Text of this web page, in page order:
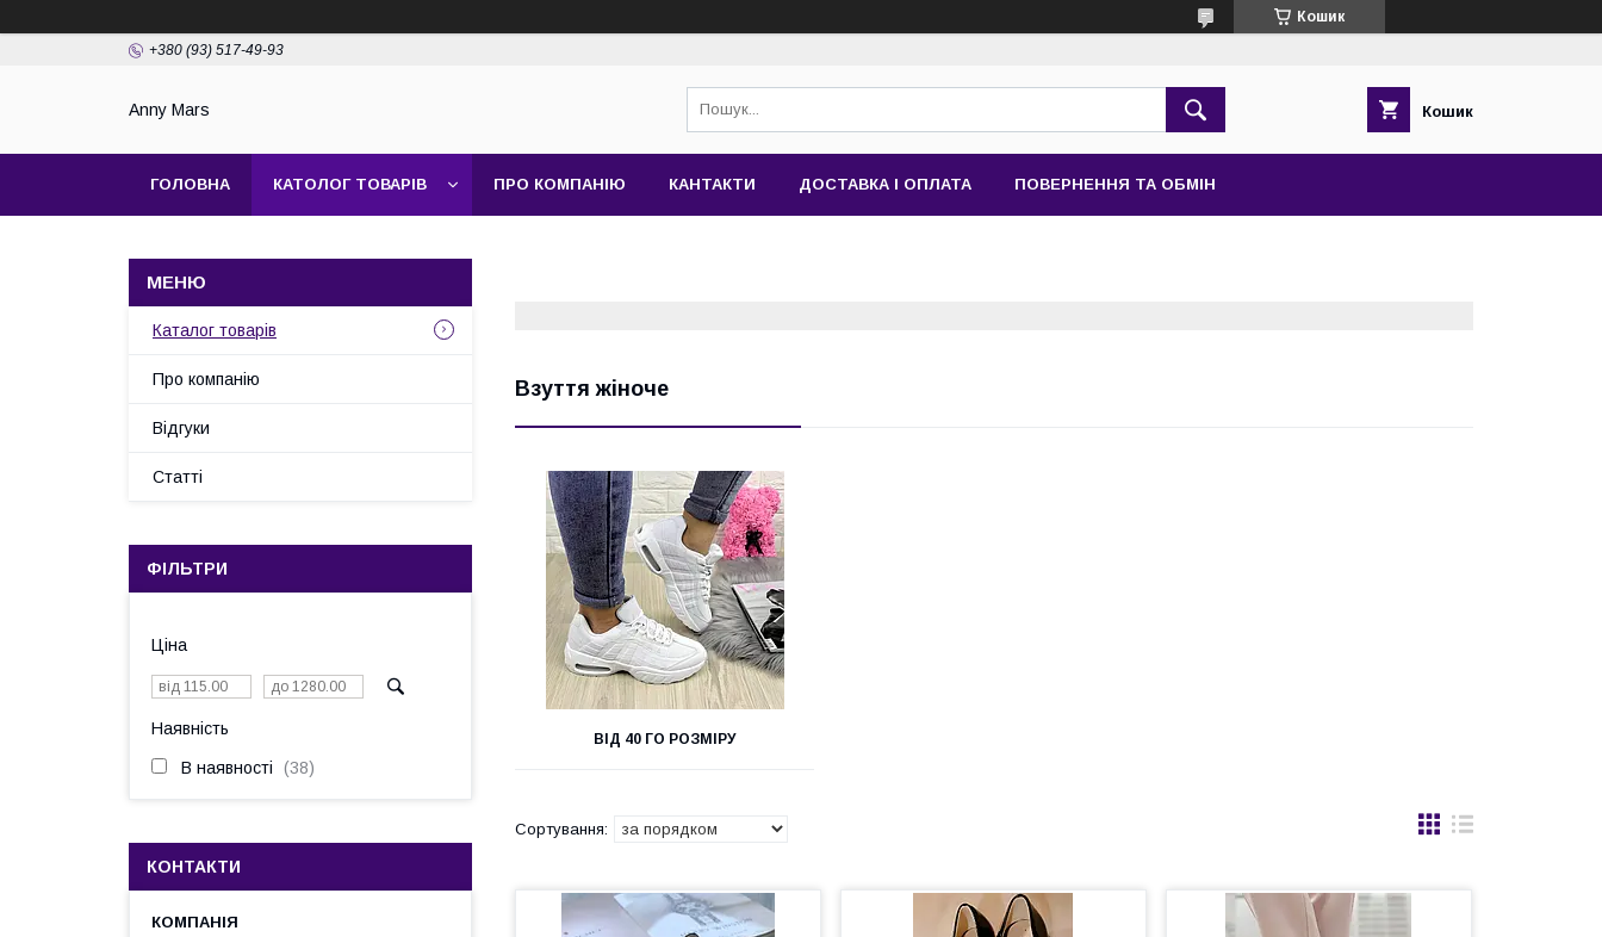
Кошик
+380 (93) 517-49-93
Anny Mars Кошик
ГОЛОВНА КАТОЛОГ ТОВАРІВ ПРО КОМПАНІЮ КАНТАКТИ ДОСТАВКА І ОПЛАТА ПОВЕРНЕННЯ ТА ОБМІН
Взуття жіноче
ВІД 40 ГО РОЗМІРУ
Каталог товарів
Про компанію
Відгуки
Статті
ФІЛЬТРИ
Ціна
Наявність
В наявності 38
КОНТАКТИ